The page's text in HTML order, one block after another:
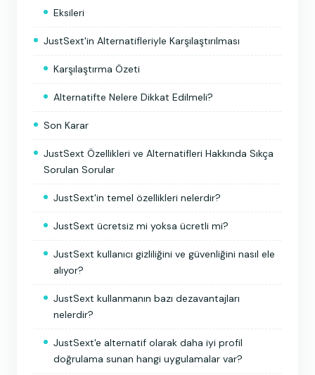
Eksileri
JustSext'in Alternatifleriyle Karşılaştırılması
Karşılaştırma Özeti
Alternatifte Nelere Dikkat Edilmeli?
Son Karar
JustSext Özellikleri ve Alternatifleri Hakkında Sıkça
Sorulan Sorular
JustSext'in temel özellikleri nelerdir?
JustSext ücretsiz mi yoksa ücretli mi?
JustSext kullanıcı gizliliğini ve güvenliğini nasıl ele
alıyor?
JustSext kullanmanın bazı dezavantajları
nelerdir?
JustSext'e alternatif olarak daha iyi profil
doğrulama sunan hangi uygulamalar var?